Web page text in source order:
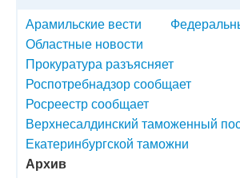
Арамильские вести
Областные новости
Прокуратура разъясняет
Роспотребнадзор сообщает
Росреестр сообщает
Верхнесалдинский таможенный
Екатеринбургской таможни
Архив